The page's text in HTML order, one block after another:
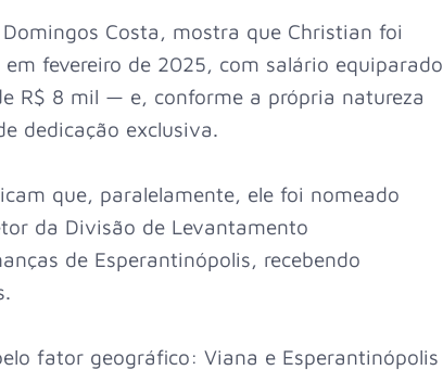
Costa, mostra que Christian foi
fevereiro de 2025, com salário equiparado
R$ 8 mil — e, conforme a própria natureza
dedicação exclusiva.
que, paralelamente, ele foi nomeado
da Divisão de Levantamento
de Esperantinópolis, recebendo
fator geográfico: Viana e Esperantinópolis